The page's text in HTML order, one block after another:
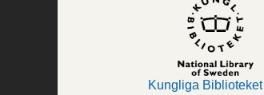
Kungliga Biblioteket